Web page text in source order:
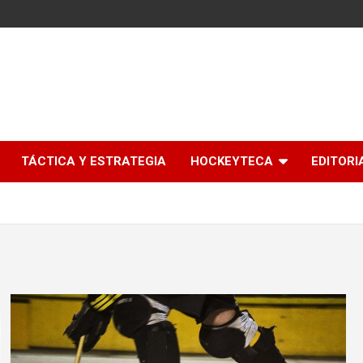
TÁCTICA Y ESTRATEGIA HOCKEYTECA